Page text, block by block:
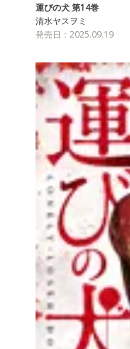
運びの犬 第14巻
清水ヤスヲミ
発売日：2025.09.19